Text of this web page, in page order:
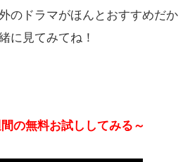
のドラマがほんとおすすめだか
に見てみてね！
の無料お試ししてみる ～